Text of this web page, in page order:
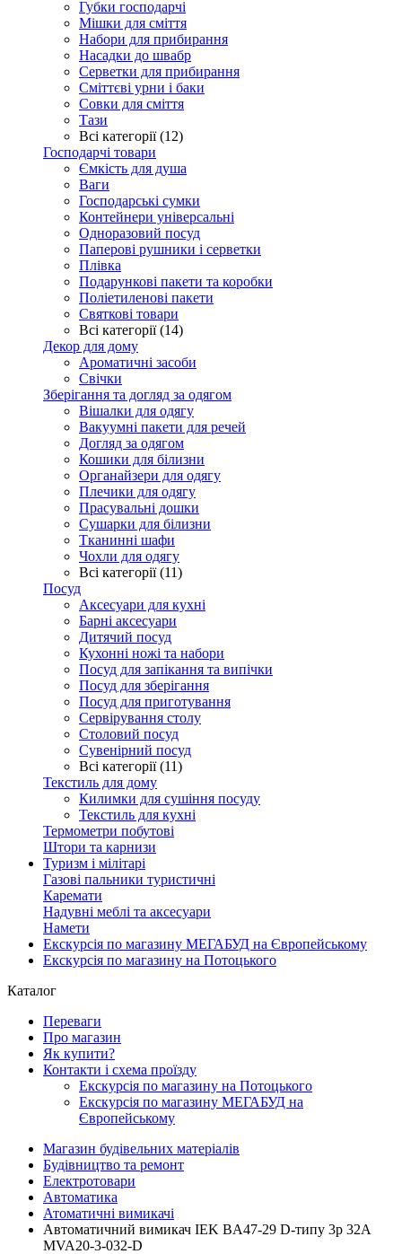
Губки господарчі
Мішки для сміття
Набори для прибирання
Насадки до швабр
Серветки для прибирання
Сміттєві урни і баки
Совки для сміття
Тази
Всі категорії (12)
Господарчі товари
Ємкість для душа
Ваги
Господарські сумки
Контейнери універсальні
Одноразовий посуд
Паперові рушники і серветки
Плівка
Подарункові пакети та коробки
Поліетиленові пакети
Святкові товари
Всі категорії (14)
Декор для дому
Ароматичні засоби
Свічки
Зберігання та догляд за одягом
Вішалки для одягу
Вакуумні пакети для речей
Догляд за одягом
Кошики для білизни
Органайзери для одягу
Плечики для одягу
Прасувальні дошки
Сушарки для білизни
Тканинні шафи
Чохли для одягу
Всі категорії (11)
Посуд
Аксесуари для кухні
Барні аксесуари
Дитячий посуд
Кухонні ножі та набори
Посуд для запікання та випічки
Посуд для зберігання
Посуд для приготування
Сервірування столу
Столовий посуд
Сувенірний посуд
Всі категорії (11)
Текстиль для дому
Килимки для сушіння посуду
Текстиль для кухні
Термометри побутові
Штори та карнизи
Туризм і мілітарі
Газові пальники туристичні
Каремати
Надувні меблі та аксесуари
Намети
Екскурсія по магазину МЕГАБУД на Європейському
Екскурсія по магазину на Потоцького
Каталог
Переваги
Про магазин
Як купити?
Контакти і схема проїзду
Екскурсія по магазину на Потоцького
Екскурсія по магазину МЕГАБУД на
Європейському
Магазин будівельних матеріалів
Будівництво та ремонт
Електротовари
Автоматика
Атоматичні вимикачі
Автоматичний вимикач IEK BA47-29 D-типу 3р 32А
MVA20-3-032-D